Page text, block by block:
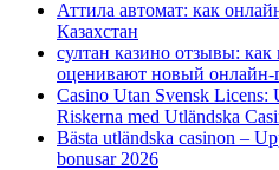
Аттила автомат: как
Казахстан
султан казино отзывы: как
оценивают новый
Casino Utan Svensk Licens:
Riskerna med Utländska
Bästa utländska casinon –
bonusar 2026